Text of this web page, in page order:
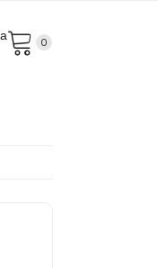
0